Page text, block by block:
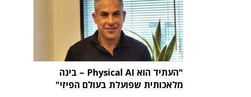
"העתיד הוא Physical AI – בינה
מלאכותית שפועלת בעולם הפיזי"